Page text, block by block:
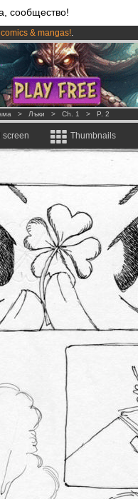
сообщество!
comics & mangas!.
per month !Get membership now
> Лъки > Ch. 1 > P. 2
screen Thumbnails